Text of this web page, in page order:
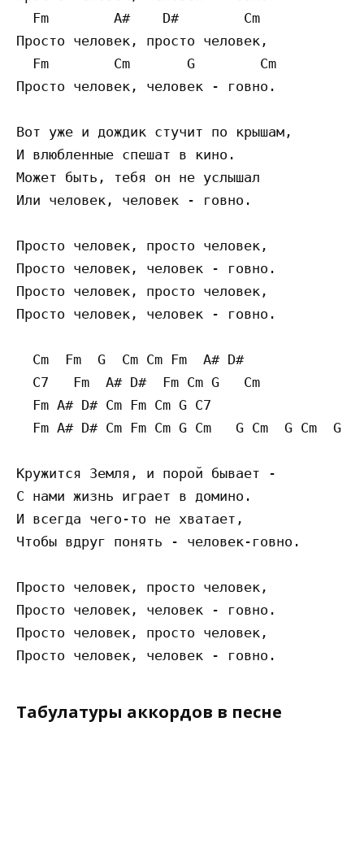
  Fm        A#    D#        Cm
Просто человек, просто человек,
  Fm        Cm       G        Cm
Просто человек, человек - говно.
Вот уже и дождик стучит по крышам,
И влюбленные спешат в кино.
Может быть, тебя он не услышал
Или человек, человек - говно.
Просто человек, просто человек,
Просто человек, человек - говно.
Просто человек, просто человек,
Просто человек, человек - говно.
  Cm  Fm  G  Cm Cm Fm  A# D#
  C7   Fm  A# D#  Fm Cm G   Cm
  Fm A# D# Cm Fm Cm G C7
Fm A# D# Cm Fm Cm G Cm   G Cm  G Cm  G
Кружится Земля, и порой бывает -
С нами жизнь играет в домино.
И всегда чего-то не хватает,
Чтобы вдруг понять - человек-говно.
Просто человек, просто человек,
Просто человек, человек - говно.
Просто человек, просто человек,
Табулатуры аккордов в песне